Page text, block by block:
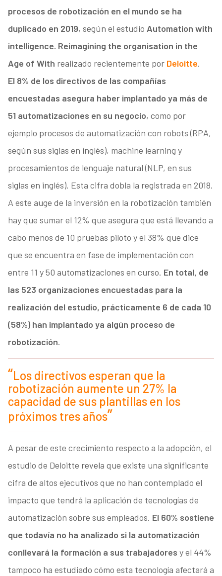
procesos de robotización en el mundo se ha
duplicado en 2019, según el estudio Automation with
intelligence. Reimagining the organisation in the
Age of With realizado recientemente por Deloitte.
El 8% de los directivos de las compañías
encuestadas asegura haber implantado ya más de
51 automatizaciones en su negocio, como por
ejemplo procesos de automatización con robots (RPA,
según sus siglas en inglés), machine learning y
procesamientos de lenguaje natural (NLP, en sus
siglas en inglés). Esta cifra dobla la registrada en 2018.
A este auge de la inversión en la robotización también
hay que sumar el 12% que asegura que está llevando a
cabo menos de 10 pruebas piloto y el 38% que dice
que se encuentra en fase de implementación con
entre 11 y 50 automatizaciones en curso. En total, de
las 523 organizaciones encuestadas para la
realización del estudio, prácticamente 6 de cada 10
(58%) han implantado ya algún proceso de
robotización.
Los directivos esperan que la
robotización aumente un 27% la
capacidad de sus plantillas en los
próximos tres años
A pesar de este crecimiento respecto a la adopción, el
estudio de Deloitte revela que existe una significante
cifra de altos ejecutivos que no han contemplado el
impacto que tendrá la aplicación de tecnologías de
automatización sobre sus empleados. El 60% sostiene
que todavía no ha analizado si la automatización
conllevará la formación a sus trabajadores y el 44%
tampoco ha estudiado cómo esta tecnología afectará a